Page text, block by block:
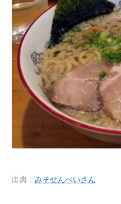
出典： みそせんべいさん